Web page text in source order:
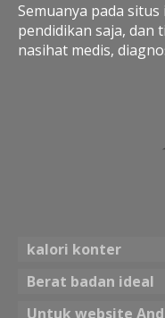
Semuanya pada
pendidikan saja,
nasihat medis,
kalori konter
Berat badan ideal
Untuk website